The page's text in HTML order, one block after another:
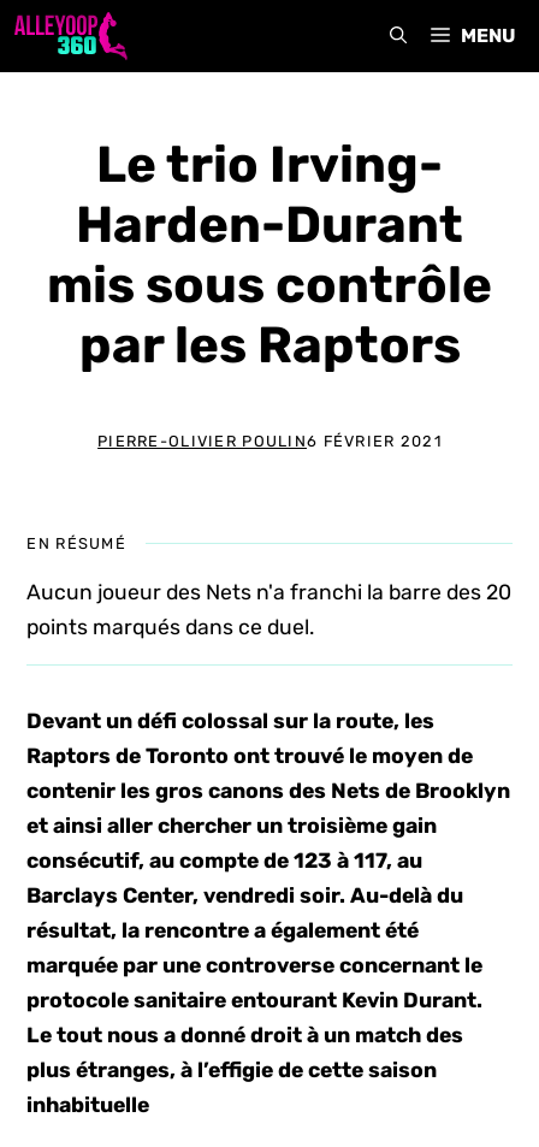
Aller
MENU
Le trio Irving-
Harden-Durant
mis sous contrôle
par les Raptors
PIERRE-OLIVIER POULIN6 FÉVRIER 2021
EN RÉSUMÉ
Aucun joueur des Nets n'a franchi la barre des 20
points marqués dans ce duel.
Devant un défi colossal sur la route, les
Raptors de Toronto ont trouvé le moyen de
contenir les gros canons des Nets de Brooklyn
et ainsi aller chercher un troisième gain
consécutif, au compte de 123 à 117, au
Barclays Center, vendredi soir. Au-delà du
résultat, la rencontre a également été
marquée par une controverse concernant le
protocole sanitaire entourant Kevin Durant.
Le tout nous a donné droit à un match des
plus étranges, à l’effigie de cette saison
inhabituelle